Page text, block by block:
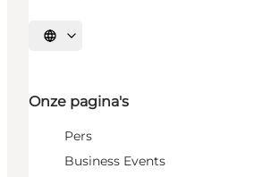
Selecteer taal
Onze pagina's
Pers
Business Events